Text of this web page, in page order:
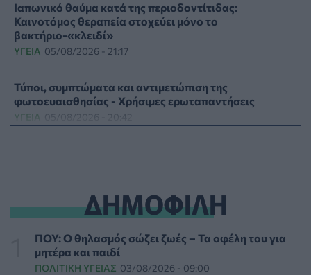
Ιαπωνικό θαύμα κατά της περιοδοντίτιδας:
Καινοτόμος θεραπεία στοχεύει μόνο το
βακτήριο-«κλειδί»
ΥΓΕΊΑ 05/08/2026 - 21:17
Τύποι, συμπτώματα και αντιμετώπιση της
φωτοευαισθησίας - Χρήσιμες ερωταπαντήσεις
ΥΓΕΊΑ 05/08/2026 - 20:42
Γεωργιάδης: «Αλλάζει ο υγειονομικός χάρτης των
διακομιδών στη Στερεά Ελλάδα με τα νέα
ασθενοφόρα»
ΠΟΛΙΤΙΚΉ ΥΓΕΊΑΣ 05/08/2026 - 19:49
ΔΗΜΟΦΙΛΗ
ΠΟΥ: Ο θηλασμός σώζει ζωές – Τα οφέλη του για
μητέρα και παιδί
ΠΟΛΙΤΙΚΉ ΥΓΕΊΑΣ 03/08/2026 - 09:00